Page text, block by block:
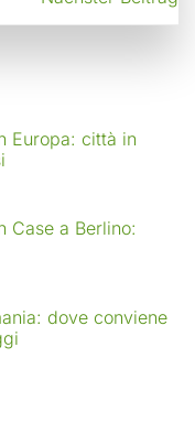
Europa: città in
Case a Berlino:
dove conviene